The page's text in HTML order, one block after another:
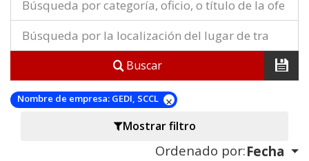
Buscar
Nombre de empresa: GEDI, SCCL
Mostrar filtro
Ordenado por:Fecha